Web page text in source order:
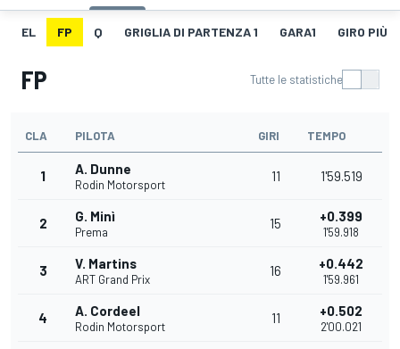
EL FP Q GRIGLIA DI PARTENZA 1 GARA1 GIRO PIÙ
FP Tutte le statistiche
CLA PILOTA GIRI TEMPO
1 A. Dunne
Rodin Motorsport
11 1'59.519
2 G. Minì
Prema
15 +0.399
1'59.918
3 V. Martins
ART Grand Prix
16 +0.442
1'59.961
4 A. Cordeel
Rodin Motorsport
11 +0.502
2'00.021